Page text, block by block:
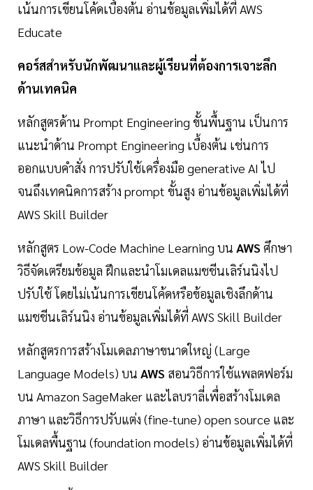
เน้นการเขียนโค้ดเบื้องต้น อ่านข้อมูลเพิ่มได้ที่ AWS
Educate
คอร์สสำหรับนักพัฒนาและผู้เรียนที่ต้องการเจาะลึก
ด้านเทคนิค
หลักสูตรด้าน Prompt Engineering ขั้นพื้นฐาน เป็นการ
แนะนำด้าน Prompt Engineering เบื้องต้น เช่นการ
ออกแบบคำสั่ง การปรับใช้เครื่องมือ generative AI ไป
จนถึงเทคนิคการสร้าง prompt ขั้นสูง อ่านข้อมูลเพิ่มได้ที่
AWS Skill Builder
หลักสูตร Low-Code Machine Learning บน AWS ศึกษา
วิธีจัดเตรียมข้อมูล ฝึกและนำโมเดลแมชชีนเลิร์นนิงไป
ปรับใช้ โดยไม่เน้นการเขียนโค้ดหรือข้อมูลเชิงลึกด้าน
แมชชีนเลิร์นนิง อ่านข้อมูลเพิ่มได้ที่ AWS Skill Builder
หลักสูตรการสร้างโมเดลภาษาขนาดใหญ่ (Large
Language Models) บน AWS สอนวิธีการใช้แพลตฟอร์ม
บน Amazon SageMaker และไลบราลี่เพื่อสร้างโมเดล
ภาษา และวิธีการปรับแต่ง (fine-tune) open source และ
โมเดลพื้นฐาน (foundation models) อ่านข้อมูลเพิ่มได้ที่
AWS Skill Builder